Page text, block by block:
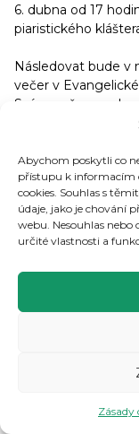
Abychom poskytli co
přístupu k informacím
cookies. Souhlas s
údaje, jako je chování
webu. Nesouhlas
určité vlastnosti a
Zásady
6. dubna od 17
piaristického
Následovat bude v
večer v
Svým zpěvem a
Eva Blažková.
klavírního
Potřetí vystoupí
Radhoštěm. Své
hodin v kostele Sv.
Festivalové aktivity
koncertem
hudby gotiky,
v Kostele
a bude součástí